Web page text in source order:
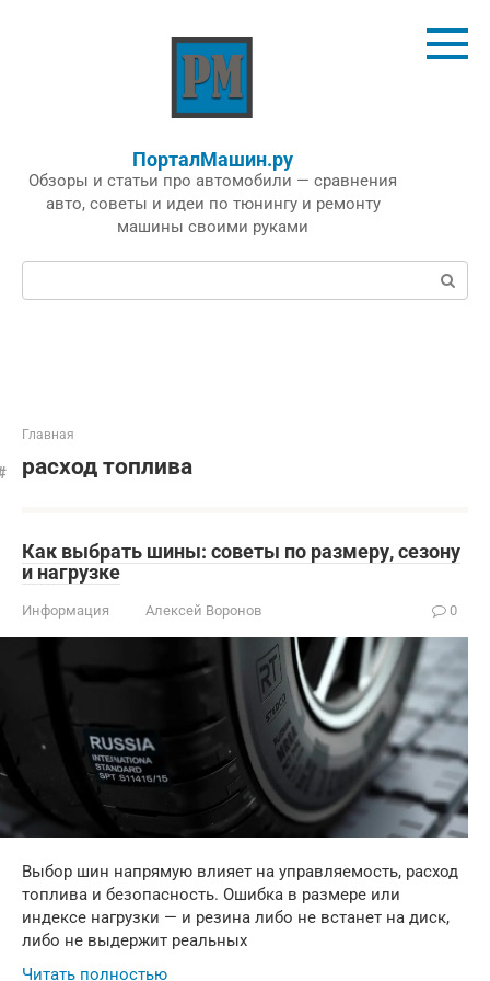
ПорталМашин.ру
Обзоры и статьи про автомобили — сравнения
авто, советы и идеи по тюнингу и ремонту
машины своими руками
Поиск:
Главная
расход топлива
Как выбрать шины: советы по размеру, сезону
и нагрузке
Информация Алексей Воронов 0
Выбор шин напрямую влияет на управляемость, расход
топлива и безопасность. Ошибка в размере или
индексе нагрузки — и резина либо не встанет на диск,
либо не выдержит реальных
Читать полностью